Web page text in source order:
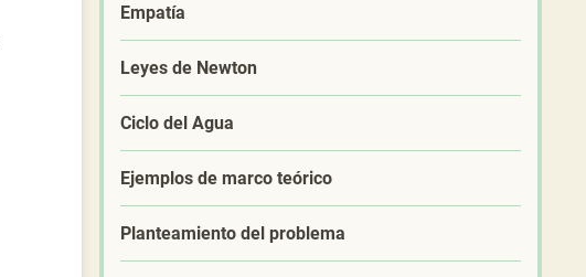
Empatía
Leyes de Newton
Ciclo del Agua
Ejemplos de marco teórico
Planteamiento del problema